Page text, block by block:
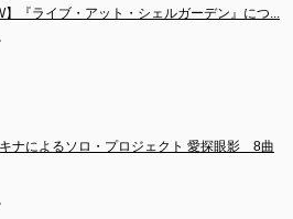
】『ライブ・アット・シェルガーデン』につ...
キナによるソロ・プロジェクト 愛探眼影　8曲